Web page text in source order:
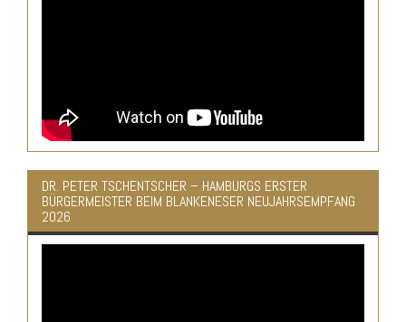
DR. PETER TSCHENTSCHER – HAMBURGS ERSTER
BÜRGERMEISTER BEIM BLANKENESER NEUJAHRSEMPFANG
2026